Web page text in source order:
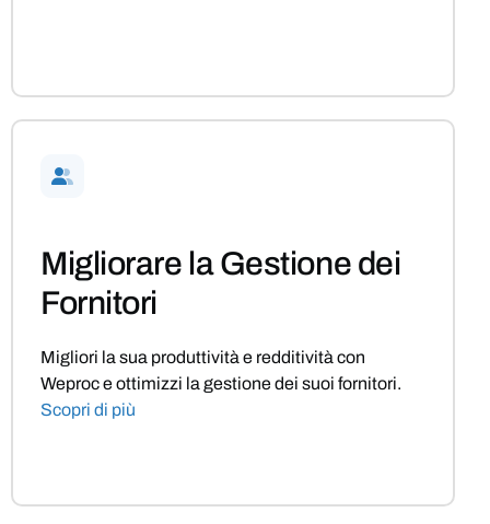
Migliorare la Gestione dei
Fornitori
Migliori la sua produttività e redditività con
Weproc e ottimizzi la gestione dei suoi fornitori.
Scopri di più